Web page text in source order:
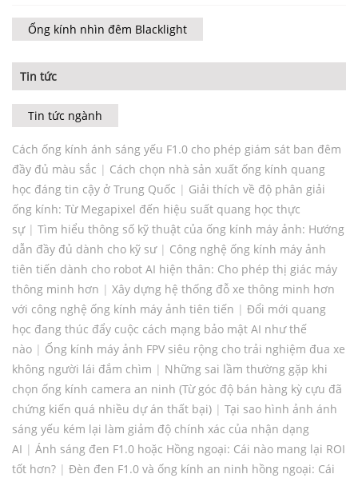
Ống kính nhìn đêm Blacklight
Tin tức
Tin tức ngành
Cách ống kính ánh sáng yếu F1.0 cho phép giám sát ban đêm
đầy đủ màu sắc | Cách chọn nhà sản xuất ống kính quang
học đáng tin cậy ở Trung Quốc | Giải thích về độ phân giải
ống kính: Từ Megapixel đến hiệu suất quang học thực
sự| Tìm hiểu thông số kỹ thuật của ống kính máy ảnh: Hướng
dẫn đầy đủ dành cho kỹ sư| Công nghệ ống kính máy ảnh
tiên tiến dành cho robot AI hiện thân: Cho phép thị giác máy
thông minh hơn | Xây dựng hệ thống đỗ xe thông minh hơn
với công nghệ ống kính máy ảnh tiên tiến | Đổi mới quang
học đang thúc đẩy cuộc cách mạng bảo mật AI như thế
nào | Ống kính máy ảnh FPV siêu rộng cho trải nghiệm đua xe
không người lái đắm chìm | Những sai lầm thường gặp khi
chọn ống kính camera an ninh (Từ góc độ bán hàng kỳ cựu đã
chứng kiến ​​quá nhiều dự án thất bại) | Tại sao hình ảnh ánh
sáng yếu kém lại làm giảm độ chính xác của nhận dạng
AI | Ánh sáng đen F1.0 hoặc Hồng ngoại: Cái nào mang lại ROI
tốt hơn? | Đèn đen F1.0 và ống kính an ninh hồng ngoại: Cái